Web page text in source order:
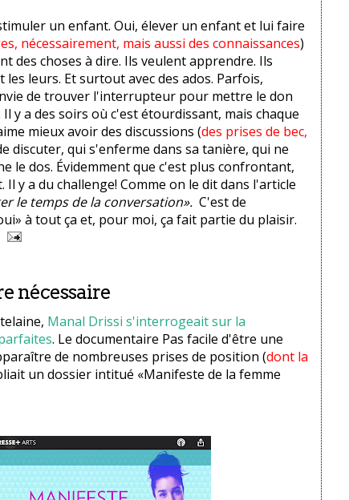
un enfant. Oui, élever un enfant et lui faire
nécessairement, mais aussi des connaissances)
des choses à dire. Ils veulent apprendre. Ils
leurs. Et surtout avec des ados. Parfois,
de trouver l'interrupteur pour mettre le don
y a des soirs où c'est étourdissant, mais chaque
mieux avoir des discussions (des prises de bec,
discuter, qui s'enferme dans sa tanière, qui ne
le dos. Évidemment que c'est plus confrontant,
y a du challenge! Comme on le dit dans l'article
le temps de la conversation». C'est de
à tout ça et, pour moi, ça fait partie du plaisir.
nécessaire
Manal Drissi s'interrogeait sur la
. Le documentaire Pas facile d'être une
de nombreuses prises de position (dont la
un dossier intitué «Manifeste de la femme